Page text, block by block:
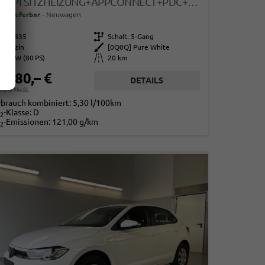
lieferbar Neuwagen
113835 Getriebe Schalt. 5-Gang
Benzin Außenfarbe
[0Q0Q] Pure White
59 kW (80 PS) Kilometerstand 20 km
€
MwSt.
DETAILS
kombiniert: 5,30 l/100km
2-Klasse: D
2-Emissionen: 121,00 g/km